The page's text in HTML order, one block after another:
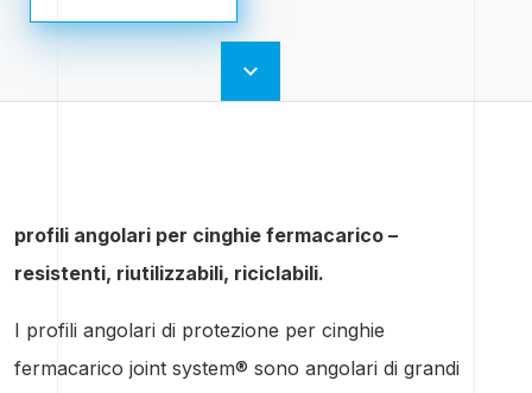
profili angolari per cinghie fermacarico –
resistenti, riutilizzabili, riciclabili.
I profili angolari di protezione per cinghie
fermacarico joint system® sono angolari di grandi